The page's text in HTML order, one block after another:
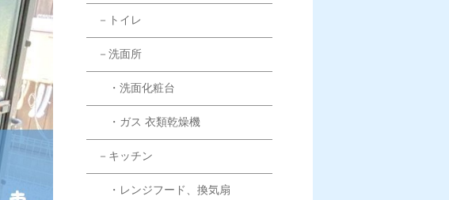
－トイレ
－洗面所
・洗面化粧台
・ガス 衣類乾燥機
－キッチン
・レンジフード、換気扇